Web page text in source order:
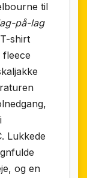
til
på-lag
shirt
Lukkede
og en